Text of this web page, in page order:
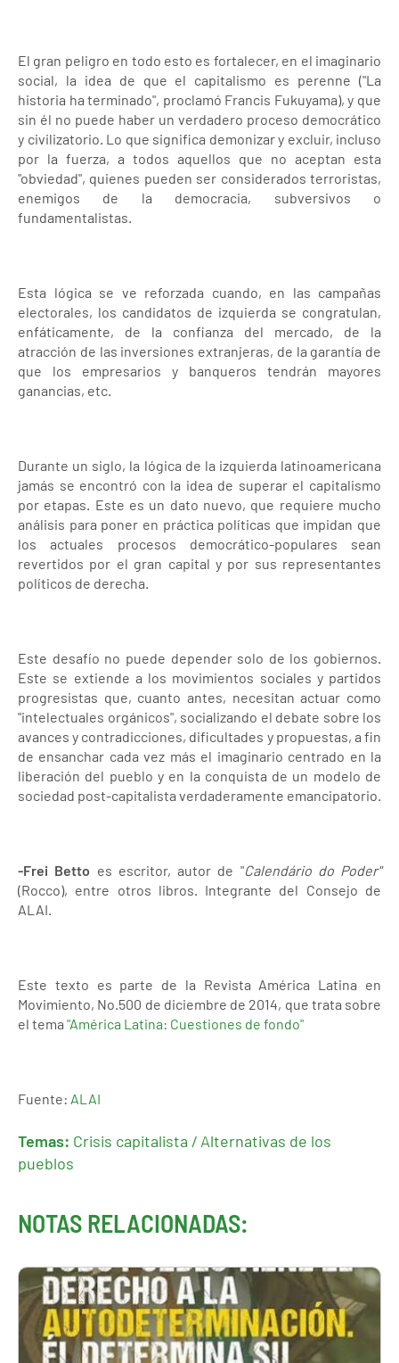
El gran peligro en todo esto es fortalecer, en el imaginario
social, la idea de que el capitalismo es perenne ("La
historia ha terminado", proclamó Francis Fukuyama), y que
sin él no puede haber un verdadero proceso democrático
y civilizatorio. Lo que significa demonizar y excluir, incluso
por la fuerza, a todos aquellos que no aceptan esta
"obviedad", quienes pueden ser considerados terroristas,
enemigos de la democracia, subversivos o
fundamentalistas.
Esta lógica se ve reforzada cuando, en las campañas
electorales, los candidatos de izquierda se congratulan,
enfáticamente, de la confianza del mercado, de la
atracción de las inversiones extranjeras, de la garantía de
que los empresarios y banqueros tendrán mayores
ganancias, etc.
Durante un siglo, la lógica de la izquierda latinoamericana
jamás se encontró con la idea de superar el capitalismo
por etapas. Este es un dato nuevo, que requiere mucho
análisis para poner en práctica políticas que impidan que
los actuales procesos democrático-populares sean
revertidos por el gran capital y por sus representantes
políticos de derecha.
Este desafío no puede depender solo de los gobiernos.
Este se extiende a los movimientos sociales y partidos
progresistas que, cuanto antes, necesitan actuar como
"intelectuales orgánicos", socializando el debate sobre los
avances y contradicciones, dificultades y propuestas, a fin
de ensanchar cada vez más el imaginario centrado en la
liberación del pueblo y en la conquista de un modelo de
sociedad post-capitalista verdaderamente emancipatorio.
-Frei Betto es escritor, autor de "Calendário do Poder"
(Rocco), entre otros libros. Integrante del Consejo de
ALAI.
Este texto es parte de la Revista América Latina en
Movimiento, No.500 de diciembre de 2014, que trata sobre
el tema "América Latina: Cuestiones de fondo"
Fuente: ALAI
Temas: Crisis capitalista / Alternativas de los
pueblos
NOTAS RELACIONADAS: